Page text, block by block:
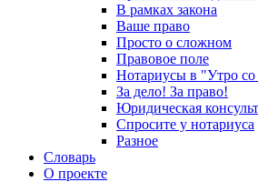
В рамках закона
Ваше право
Просто о сложном
Правовое поле
Нотариусы в "Утро
За дело! За право!
Юридическая
Спросите у нотариуса
Разное
Словарь
О проекте